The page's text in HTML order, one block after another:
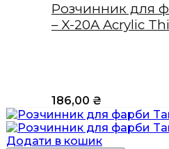
Розчинник для
– X-20A Acrylic
186,00 ₴
Додати в кошик